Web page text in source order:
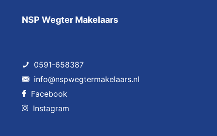
NSP Wegter Makelaars
0591-658387
info@nspwegtermakelaars.nl
Facebook
Instagram